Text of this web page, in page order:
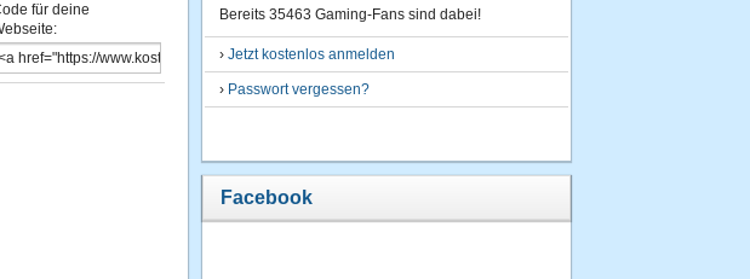
für deine
Bereits 35463 Gaming-Fans sind dabei!
› Jetzt kostenlos anmelden
› Passwort vergessen?
Facebook